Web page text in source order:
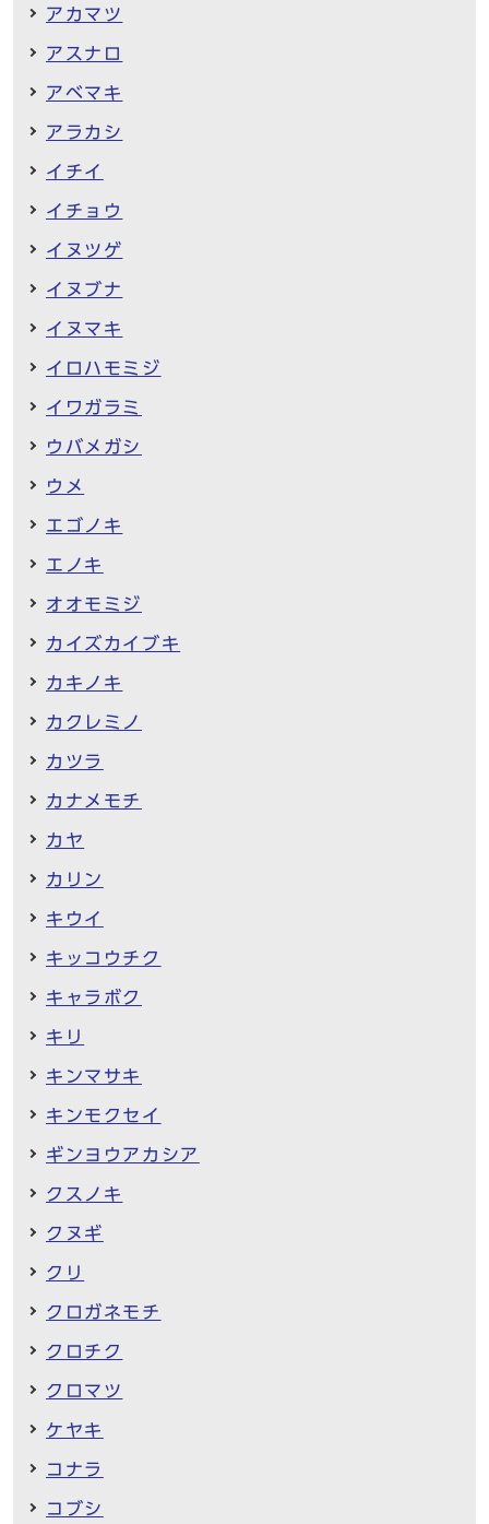
アカマツ
アスナロ
アベマキ
アラカシ
イチイ
イチョウ
イヌツゲ
イヌブナ
イヌマキ
イロハモミジ
イワガラミ
ウバメガシ
ウメ
エゴノキ
エノキ
オオモミジ
カイズカイブキ
カキノキ
カクレミノ
カツラ
カナメモチ
カヤ
カリン
キウイ
キッコウチク
キャラボク
キリ
キンマサキ
キンモクセイ
ギンヨウアカシア
クスノキ
クヌギ
クリ
クロガネモチ
クロチク
クロマツ
ケヤキ
コナラ
コブシ